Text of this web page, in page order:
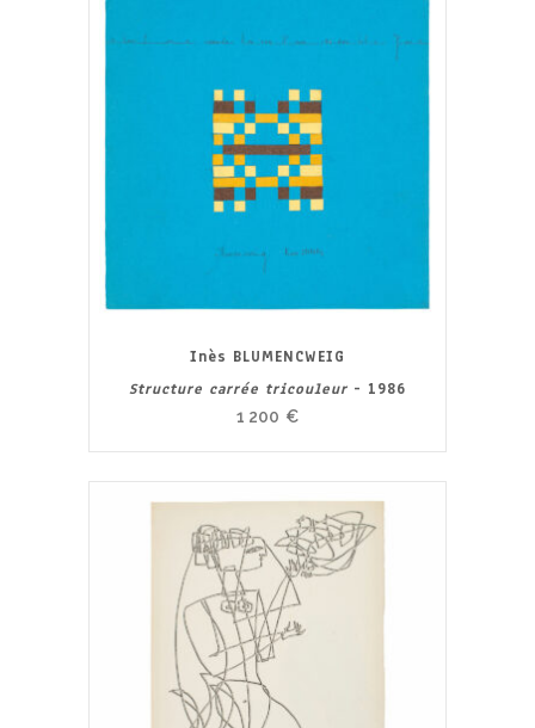
Inès BLUMENCWEIG
Structure carrée tricouleur - 1986
1 200 €